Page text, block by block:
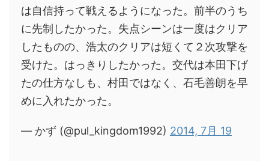
は自信持って戦えるようになった。前半のうち
に先制したかった。失点シーンは一度はクリア
したものの、浩太のクリアは短くて２次攻撃を
受けた。はっきりしたかった。交代は本田下げ
たの仕方なしも、村田ではなく、石毛善朗を早
めに入れたかった。
— かず (@pul_kingdom1992) 2014, 7月 19